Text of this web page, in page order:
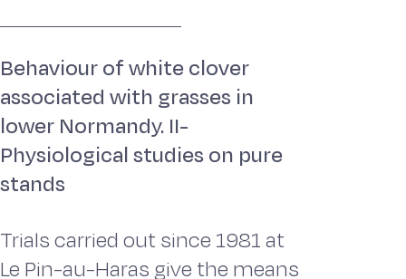
Behaviour of white clover
associated with grasses in
lower Normandy. II-
Physiological studies on pure
stands
Trials carried out since 1981 at
Le Pin-au-Haras give the means